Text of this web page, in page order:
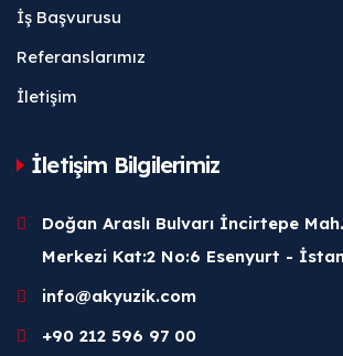
İş Başvurusu
Referanslarımız
İletişim
İletişim Bilgilerimiz
Doğan Araslı Bulvarı İncirtepe
Merkezi Kat:2 No:6 Esenyurt -
info@akyuzik.com
+90 212 596 97 00